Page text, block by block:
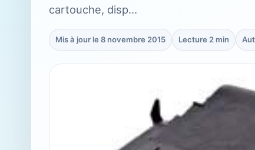
cartouche, disp…
Mis à jour le 8 novembre 2015 Lecture 2 min